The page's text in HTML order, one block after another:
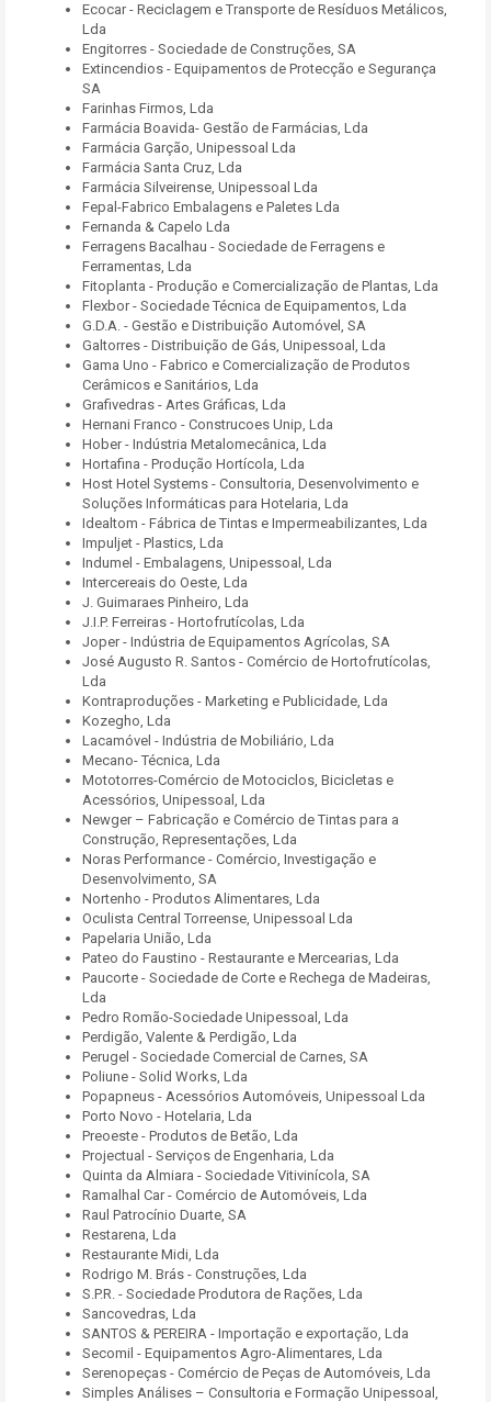
Ecocar - Reciclagem e Transporte de Resíduos Metálicos,
Lda
Engitorres - Sociedade de Construções, SA
Extincendios - Equipamentos de Protecção e Segurança
SA
Farinhas Firmos, Lda
Farmácia Boavida- Gestão de Farmácias, Lda
Farmácia Garção, Unipessoal Lda
Farmácia Santa Cruz, Lda
Farmácia Silveirense, Unipessoal Lda
Fepal-Fabrico Embalagens e Paletes Lda
Fernanda & Capelo Lda
Ferragens Bacalhau - Sociedade de Ferragens e
Ferramentas, Lda
Fitoplanta - Produção e Comercialização de Plantas, Lda
Flexbor - Sociedade Técnica de Equipamentos, Lda
G.D.A. - Gestão e Distribuição Automóvel, SA
Galtorres - Distribuição de Gás, Unipessoal, Lda
Gama Uno - Fabrico e Comercialização de Produtos
Cerâmicos e Sanitários, Lda
Grafivedras - Artes Gráficas, Lda
Hernani Franco - Construcoes Unip, Lda
Hober - Indústria Metalomecânica, Lda
Hortafina - Produção Hortícola, Lda
Host Hotel Systems - Consultoria, Desenvolvimento e
Soluções Informáticas para Hotelaria, Lda
Idealtom - Fábrica de Tintas e Impermeabilizantes, Lda
Impuljet - Plastics, Lda
Indumel - Embalagens, Unipessoal, Lda
Intercereais do Oeste, Lda
J. Guimaraes Pinheiro, Lda
J.I.P. Ferreiras - Hortofrutícolas, Lda
Joper - Indústria de Equipamentos Agrícolas, SA
José Augusto R. Santos - Comércio de Hortofrutícolas,
Lda
Kontraproduções - Marketing e Publicidade, Lda
Kozegho, Lda
Lacamóvel - Indústria de Mobiliário, Lda
Mecano- Técnica, Lda
Mototorres-Comércio de Motociclos, Bicicletas e
Acessórios, Unipessoal, Lda
Newger – Fabricação e Comércio de Tintas para a
Construção, Representações, Lda
Noras Performance - Comércio, Investigação e
Desenvolvimento, SA
Nortenho - Produtos Alimentares, Lda
Oculista Central Torreense, Unipessoal Lda
Papelaria União, Lda
Pateo do Faustino - Restaurante e Mercearias, Lda
Paucorte - Sociedade de Corte e Rechega de Madeiras,
Lda
Pedro Romão-Sociedade Unipessoal, Lda
Perdigão, Valente & Perdigão, Lda
Perugel - Sociedade Comercial de Carnes, SA
Poliune - Solid Works, Lda
Popapneus - Acessórios Automóveis, Unipessoal Lda
Porto Novo - Hotelaria, Lda
Preoeste - Produtos de Betão, Lda
Projectual - Serviços de Engenharia, Lda
Quinta da Almiara - Sociedade Vitivinícola, SA
Ramalhal Car - Comércio de Automóveis, Lda
Raul Patrocínio Duarte, SA
Restarena, Lda
Restaurante Midi, Lda
Rodrigo M. Brás - Construções, Lda
S.P.R. - Sociedade Produtora de Rações, Lda
Sancovedras, Lda
SANTOS & PEREIRA - Importação e exportação, Lda
Secomil - Equipamentos Agro-Alimentares, Lda
Serenopeças - Comércio de Peças de Automóveis, Lda
Simples Análises – Consultoria e Formação Unipessoal,